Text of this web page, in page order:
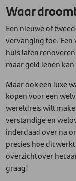
Waar
Een nieuwe of
vervanging toe.
huis laten
maar geld lenen
Maar ook een luxe
kopen voor een
wereldreis wilt
verstandige en
inderdaad over na
precies hoe dit
overzicht over het
graag!